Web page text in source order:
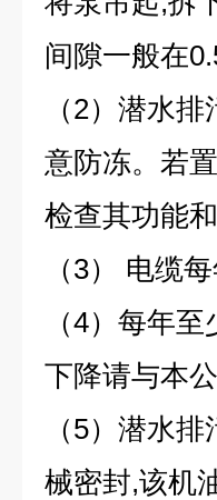
间隙一般在
（2）潜水
意防冻。若
检查其功能和
（3） 电缆
（4）每年
下降请与本
（5）潜水
械密封,该机